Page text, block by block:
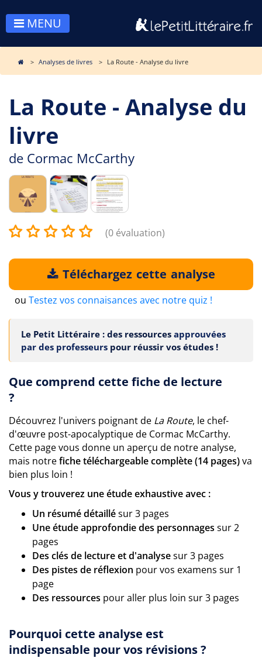
MENU
Analyses de livres La Route - Analyse du livre
La Route - Analyse du
livre
de Cormac McCarthy
(0 évaluation)
Téléchargez cette analyse
ou Testez vos connaisances avec notre quiz !
Le Petit Littéraire : des ressources approuvées
par des professeurs pour réussir vos études !
Que comprend cette fiche de lecture
?
Découvrez l'univers poignant de La Route, le chef-
d'œuvre post-apocalyptique de Cormac McCarthy.
Cette page vous donne un aperçu de notre analyse,
mais notrefiche téléchargeable complète (14 pages)va
bien plus loin !
Vous y trouverez une étude exhaustive avec :
Un résumé détaillésur 3 pages
Une étude approfondie des personnages sur 2
pages
Des clés de lecture et d'analysesur 3 pages
Des pistes de réflexion pour vos examens sur 1
page
Des ressources pour aller plus loin sur 3 pages
Pourquoi cette analyse est
indispensable pour vos révisions ?